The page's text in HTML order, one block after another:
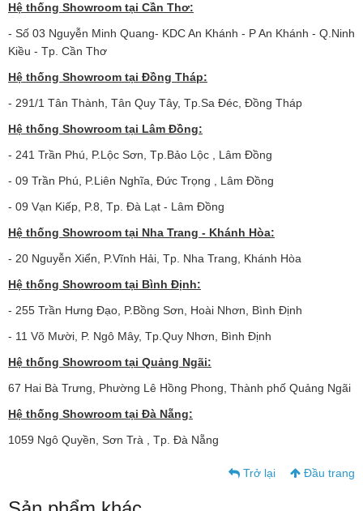
Hệ thống Showroom tại Cần Thơ:
- Số 03 Nguyễn Minh Quang- KDC An Khánh - P An Khánh - Q.Ninh
Kiều - Tp. Cần Thơ
Hệ thống Showroom tại Đồng Tháp:
- 291/1 Tân Thành, Tân Quy Tây, Tp.Sa Đéc, Đồng Tháp
Hệ thống Showroom tại Lâm Đồng:
- 241 Trần Phú, P.Lộc Sơn, Tp.Bảo Lộc , Lâm Đồng
- 09 Trần Phú, P.Liên Nghĩa, Đức Trọng , Lâm Đồng
- 09 Vạn Kiếp, P.8, Tp. Đà Lạt - Lâm Đồng
Hệ thống Showroom tại Nha Trang - Khánh Hòa:
- 20 Nguyễn Xiển, P.Vĩnh Hải, Tp. Nha Trang, Khánh Hòa
Hệ thống Showroom tại Bình Định:
- 255 Trần Hưng Đạo, P.Bồng Sơn, Hoài Nhơn, Bình Định
- 11 Võ Mười, P. Ngô Mây, Tp.Quy Nhơn, Bình Định
Hệ thống Showroom tại Quảng Ngãi:
67 Hai Bà Trưng, Phường Lê Hồng Phong, Thành phố Quảng Ngãi
Hệ thống Showroom tại Đà Nẵng:
1059 Ngô Quyền, Sơn Trà , Tp. Đà Nẵng
Trở lại Đầu trang